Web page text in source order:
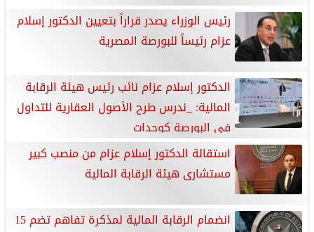
رئيس الوزراء يصدر قراراً بتعيين الدكتور إسلام
عزام رئيساً للبورصة المصرية
الدكتور إسلام عزام نائب رئيس هيئة الرقابة
المالية: _ندرس طرح الأصول العقارية للتداول
في البورصة كوحدات
استقالة الدكتور إسلام عزام من منصب كبير
مستشارى هيئة الرقابة المالية
انضمام الرقابة المالية لمذكرة تفاهم تضم 15